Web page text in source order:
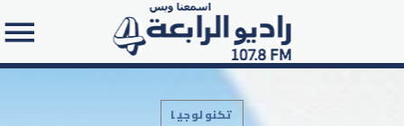
تكنولوجيا